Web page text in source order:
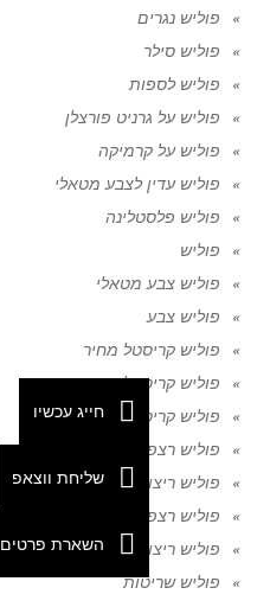
פוליש נגרים
פוליש סילר
פוליש לספות
פוליש על גרניט פורצלן
פוליש על קרמיקה
פוליש עדין לצבע מטאלי
פוליש פלסטלינה
פוליש
פוליש צבע מטאלי
פוליש צבע
פוליש קריסטל מחיר
פוליש קריסטלי
פוליש קריסטל לשיש
פוליש רצפות מחיר
פוליש ריצוף ישן
פוליש רצפות
פוליש ריצוף
פוליש שריטות
חייג עכשיו
שליחת ווצאפ
השארת פרטים